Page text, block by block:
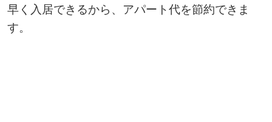
早く入居できるから、アパート代を節約できま
す。